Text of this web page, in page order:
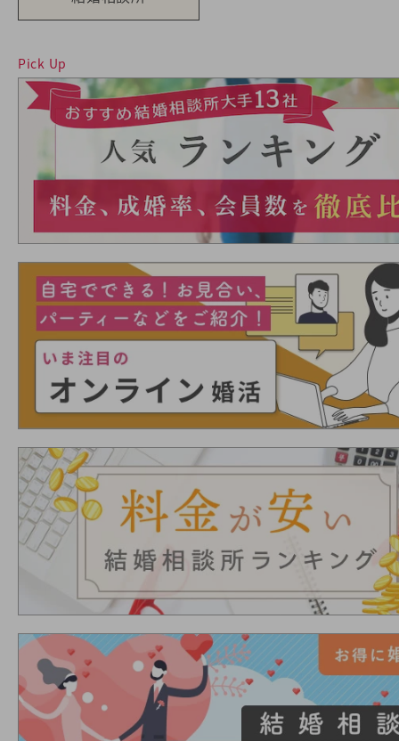
Pick Up